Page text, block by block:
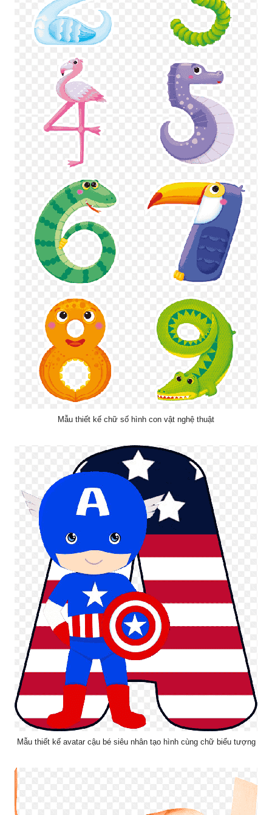
Mẫu thiết kế chữ số hình con vật nghệ thuật
Mẫu thiết kế avatar cậu bé siêu nhân tạo hình cùng chữ biểu tượng